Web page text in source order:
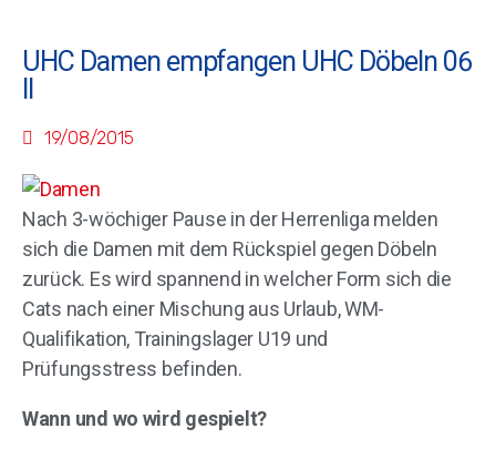
UHC Damen empfangen UHC Döbeln 06
19/08/2015
Nach 3-wöchiger Pause in der Herrenliga melden
sich die Damen mit dem Rückspiel gegen Döbeln
zurück. Es wird spannend in welcher Form sich die
Cats nach einer Mischung aus Urlaub, WM-
Qualifikation, Trainingslager U19 und
Prüfungsstress befinden.
Wann und wo wird gespielt?